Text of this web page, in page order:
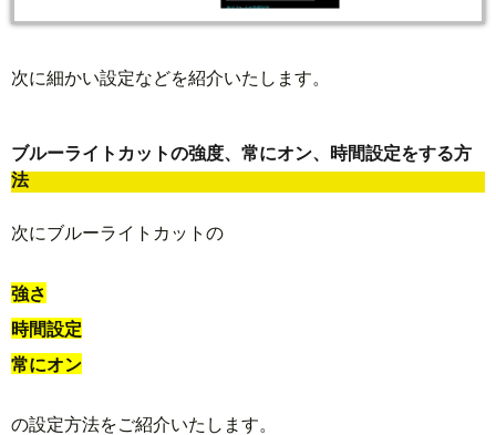
次に細かい設定などを紹介いたします。
ブルーライトカットの強度、常にオン、時間設定をする方
法
次にブルーライトカットの
強さ
時間設定
常にオン
の設定方法をご紹介いたします。